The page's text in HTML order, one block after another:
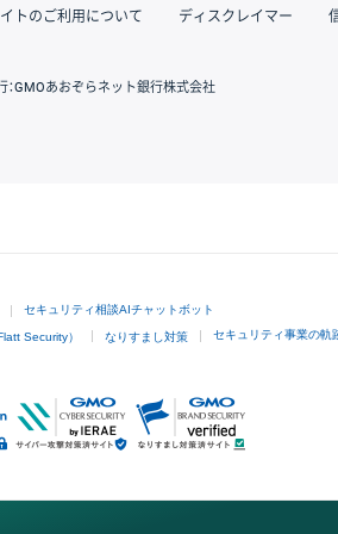
トのご利用について ディスクレイマー
：GMOあおぞらネット銀行株式会社
セキュリティ相談AIチャットボット
Security） なりすまし対策 セキュリティ事業の軌